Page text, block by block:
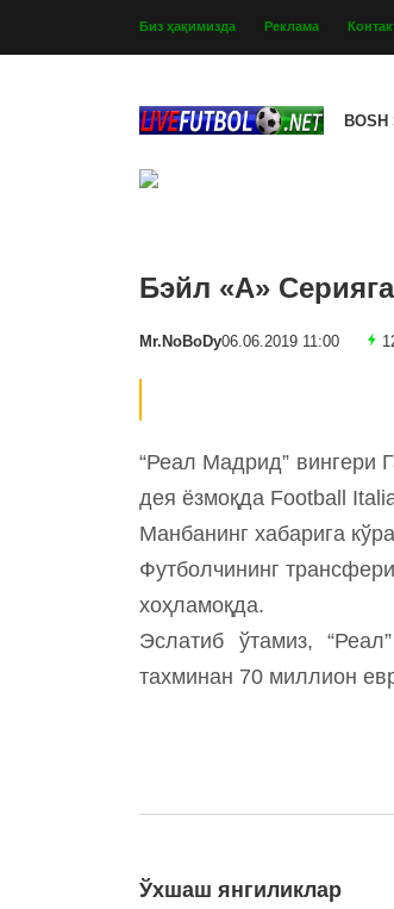
Биз ҳақимизда Реклама
BOSH
Бэйл «А»
Mr.NoBoDy06.06.2019 11:00
“Реал Мадрид” вингери
дея ёзмоқда Football
Манбанинг хабарига
Футболчининг
хоҳламоқда.
Эслатиб ўтамиз,
тахминан 70 миллион
Ўхшаш янгиликлар